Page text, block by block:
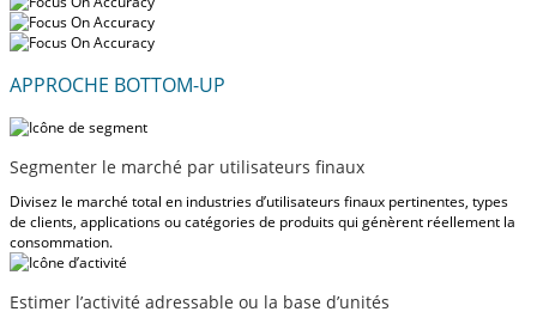
APPROCHE BOTTOM-UP
Segmenter le marché par utilisateurs finaux
Divisez le marché total en industries d’utilisateurs finaux pertinentes, types
de clients, applications ou catégories de produits qui génèrent réellement la
consommation.
Estimer l’activité adressable ou la base d’unités